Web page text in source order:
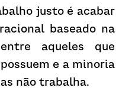
justo é acabar
baseado na
aqueles que
e a minoria
não trabalha.